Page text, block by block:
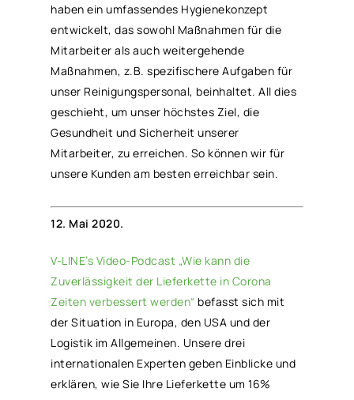
haben ein umfassendes Hygienekonzept
entwickelt, das sowohl Maßnahmen für die
Mitarbeiter als auch weitergehende
Maßnahmen, z.B. spezifischere Aufgaben für
unser Reinigungspersonal, beinhaltet. All dies
geschieht, um unser höchstes Ziel, die
Gesundheit und Sicherheit unserer
Mitarbeiter, zu erreichen. So können wir für
unsere Kunden am besten erreichbar sein.
12. Mai 2020.
V-LINE’s Video-Podcast „Wie kann die
Zuverlässigkeit der Lieferkette in Corona
Zeiten verbessert werden“ befasst sich mit
der Situation in Europa, den USA und der
Logistik im Allgemeinen. Unsere drei
internationalen Experten geben Einblicke und
erklären, wie Sie Ihre Lieferkette um 16%